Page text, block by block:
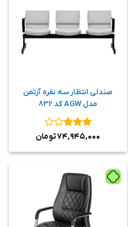
صندلی انتظار سه نفره آرتمن
مدل AGW کد 832
نمره۳
۷۴,۹۴۵,۰۰۰تومان